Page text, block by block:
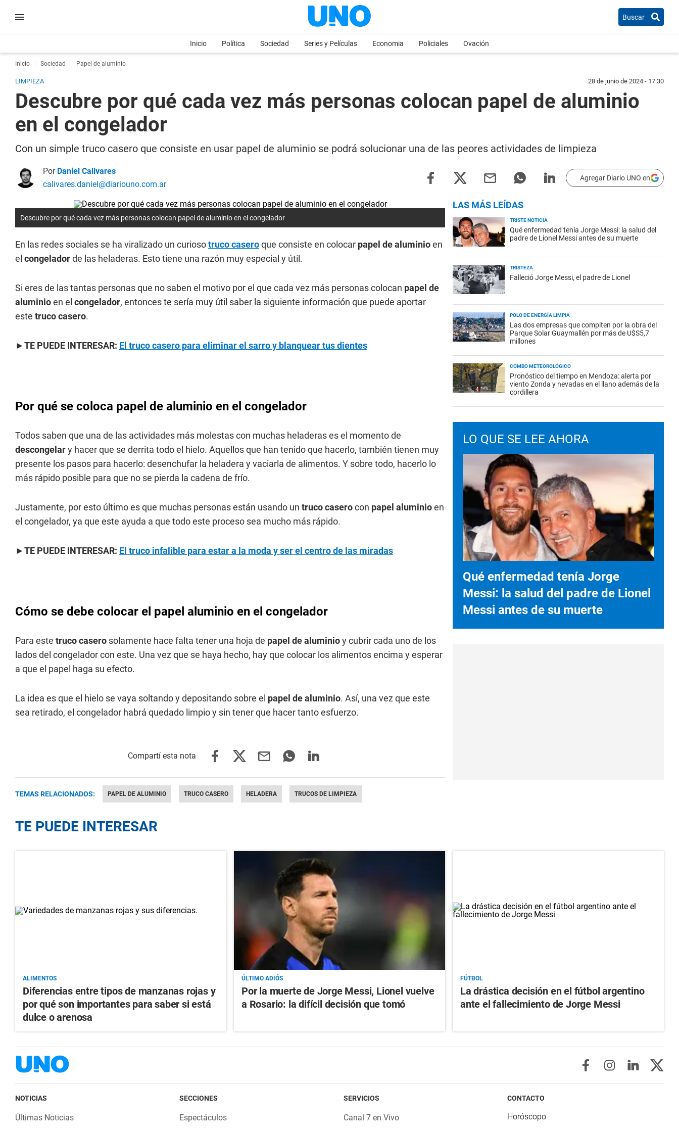
Buscar
Inicio Política Sociedad Series y Películas Economia Policiales Ovación
Inicio Sociedad Papel de aluminio
LIMPIEZA 28 de junio de 2024 - 17:30
Descubre por qué cada vez más personas colocan papel de aluminio
en el congelador
Con un simple truco casero que consiste en usar papel de aluminio se podrá solucionar una de las peores actividades de limpieza
Por Daniel Calivares
calivares.daniel@diariouno.com.ar
Agregar Diario UNO en
Descubre por qué cada vez más personas colocan papel de aluminio en el congelador
En las redes sociales se ha viralizado un curiosotruco caseroque consiste en colocar papel de aluminioen
el congeladorde las heladeras. Esto tiene una razón muy especial y útil.
Si eres de las tantas personas que no saben el motivo por el que cada vez más personas colocan papel de
aluminioen el congelador, entonces te sería muy útil saber la siguiente información que puede aportar
este truco casero.
►TE PUEDE INTERESAR: El truco casero para eliminar el sarro y blanquear tus dientes
Por qué se coloca papel de aluminio en el congelador
Todos saben que una de las actividades más molestas con muchas heladeras es el momento de
descongelary hacer que se derrita todo el hielo. Aquellos que han tenido que hacerlo, también tienen muy
presente los pasos para hacerlo: desenchufar la heladera y vaciarla de alimentos. Y sobre todo, hacerlo lo
más rápido posible para que no se pierda la cadena de frío.
Justamente, por esto último es que muchas personas están usando un truco caserocon papel aluminioen
el congelador, ya que este ayuda a que todo este proceso sea mucho más rápido.
►TE PUEDE INTERESAR: El truco infalible para estar a la moda y ser el centro de las miradas
Cómo se debe colocar el papel aluminio en el congelador
Para este truco casero solamente hace falta tener una hoja de papel de aluminioy cubrir cada uno de los
lados del congelador con este. Una vez que se haya hecho, hay que colocar los alimentos encima y esperar
a que el papel haga su efecto.
La idea es que el hielo se vaya soltando y depositando sobre el papel de aluminio. Así, una vez que este
sea retirado, el congelador habrá quedado limpio y sin tener que hacer tanto esfuerzo.
TEMAS RELACIONADOS: PAPEL DE ALUMINIO TRUCO CASERO HELADERA TRUCOS DE LIMPIEZA
LAS MÁS LEÍDAS
TRISTE NOTICIA
Qué enfermedad tenía Jorge Messi: la salud del
padre de Lionel Messi antes de su muerte
TRISTEZA
Falleció Jorge Messi, el padre de Lionel
POLO DE ENERGÍA LIMPIA
Las dos empresas que compiten por la obra del
Parque Solar Guaymallén por más de U$S5,7
millones
COMBO METEOROLÓGICO
Pronóstico del tiempo en Mendoza: alerta por
viento Zonda y nevadas en el llano además de la
cordillera
LO QUE SE LEE AHORA
Qué enfermedad tenía Jorge
Messi: la salud del padre de Lionel
Messi antes de su muerte
TE PUEDE INTERESAR
ALIMENTOS
Diferencias entre tipos de manzanas rojas y
por qué son importantes para saber si está
dulce o arenosa
ÚLTIMO ADIÓS
Por la muerte de Jorge Messi, Lionel vuelve
a Rosario: la difícil decisión que tomó
FÚTBOL
La drástica decisión en el fútbol argentino
ante el fallecimiento de Jorge Messi
NOTICIAS
Últimas Noticias
SECCIONES
Espectáculos
SERVICIOS
Canal 7 en Vivo
CONTACTO
Horóscopo